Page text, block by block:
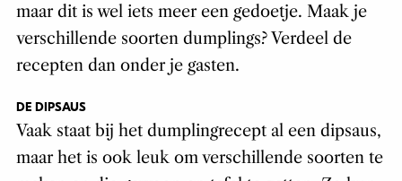
maar dit is wel iets meer een gedoetje. Maak je
verschillende soorten dumplings? Verdeel de
recepten dan onder je gasten.
DE DIPSAUS
Vaak staat bij het dumplingrecept al een dipsaus,
maar het is ook leuk om verschillende soorten te